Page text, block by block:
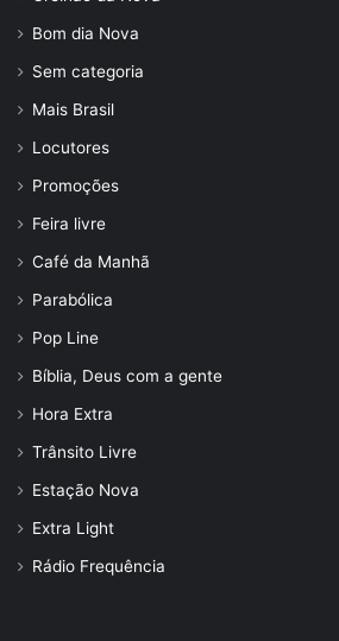
Bom dia Nova
Sem categoria
Mais Brasil
Locutores
Promoções
Feira livre
Café da Manhã
Parabólica
Pop Line
Bíblia, Deus com a gente
Hora Extra
Trânsito Livre
Estação Nova
Extra Light
Rádio Frequência